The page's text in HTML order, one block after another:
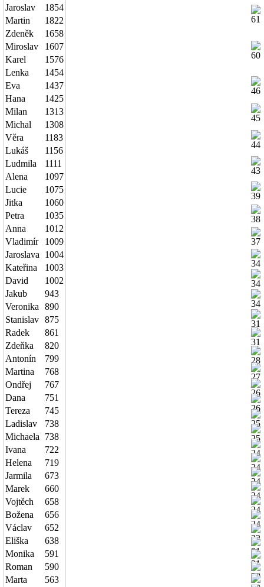
Jaroslav
1854
Martin
1822
Zdeněk
1658
Miroslav
1607
Karel
1576
Lenka
1454
Eva
1437
Hana
1425
Milan
1313
Michal
1308
Věra
1183
Lukáš
1156
Ludmila
1111
Alena
1097
Lucie
1075
Jitka
1060
Petra
1035
Anna
1012
Vladimír
1009
Jaroslava
1004
Kateřina
1003
David
1002
Jakub
943
Veronika
890
Stanislav 875
Radek
861
Zdeňka
820
Antonín
799
Martina
768
Ondřej
767
Dana
751
Tereza
745
Ladislav
738
Michaela
738
Ivana
722
Helena
719
Jarmila
673
Marek
660
Vojtěch
658
Božena
656
Václav
652
Eliška
638
Monika
591
Roman
590
Marta
563